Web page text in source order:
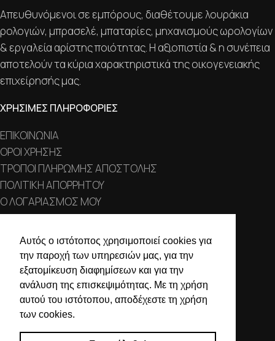
Αυτός ο ιστότοπος χρησιμοποιεί cookies για
την παροχή των υπηρεσιών μας, για την
εξατομίκευση διαφημίσεων και για την
ανάλυση της επισκεψιμότητας. Με τη χρήση
αυτού του ιστότοπου, αποδέχεστε τη χρήση
των cookies.
Απευθυνόμενοι σε εμπόρους, διαθέτουμε λουράκια
ρολογιών, μπρασελέ, μπαταρίες, μηχανισμούς ωρολογίων
& εργαλεία αρίστης ποιότητας. Η αξιοπιστία & η συνέπεια
αποτελούν τα κύρια χαρακτηριστικά της οικογενειακής
επιχείρησής μας.
ΧΡΗΣΙΜΕΣ ΠΛΗΡΟΦΟΡΙΕΣ
ΕΠΙΚΟΙΝΩΝΙΑ
ΟΡΟΙ ΧΡΗΣΗΣ
ΤΡΟΠΟΙ ΠΛΗΡΩΜΗΣ ΑΠΟΣΤΟΛΗΣ
ΠΟΛΙΤΙΚΗ ΑΠΟΡΡΗΤΟΥ
Ο ΛΟΓΑΡΙΑΣΜΟΣ ΜΟΥ
Χαλκιδικής 19, 546 43,
Θεσσαλονίκη
2310 839 188
2310 850 606